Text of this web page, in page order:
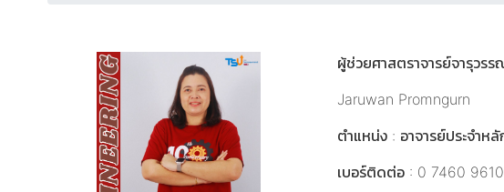
ผู้ช่วยศาสตราจารย์จารุวร
Jaruwan Promngurn
ตำแหน่ง : อาจารย์ประจำห
เบอร์ติดต่อ : 0 7460 9610